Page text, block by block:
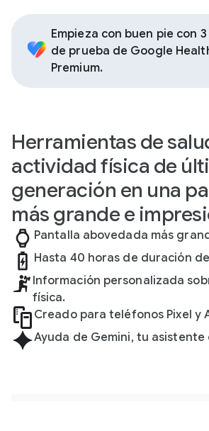
Empieza con buen pie con 3
de prueba de Google
Premium.
Herramientas de
actividad física de
generación en una
más grande e
Pantalla abovedada más
Hasta 40 horas de duración
Información personalizada
física.
Creado para teléfonos Pixel y
Ayuda de Gemini, tu asistente